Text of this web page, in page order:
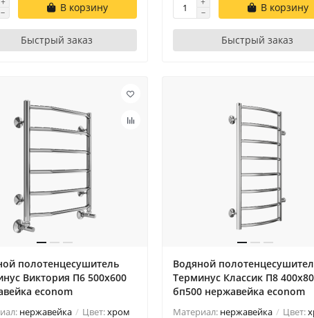
В корзину
Быстрый заказ
В корзину
Быстрый заказ
полотенцесушитель
Виктория П6 500х600
econom
нержавейка Цвет:хром
Водяной
Терминус Классик П8
бп500 нержавейка econom
Материал: нержавейка Цвет: